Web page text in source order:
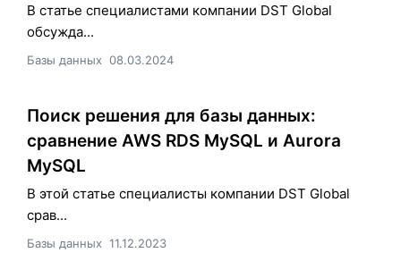
В статье специалистами компании DST Global
обсужда...
Базы данных 08.03.2024
Поиск решения для базы данных:
сравнение AWS RDS MySQL и Aurora
MySQL
В этой статье cпециалисты компании DST Global
срав...
Базы данных 11.12.2023